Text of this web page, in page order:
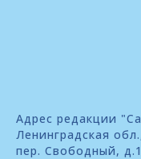
Адрес редакции
Ленинградская
пер. Свободный, д.1